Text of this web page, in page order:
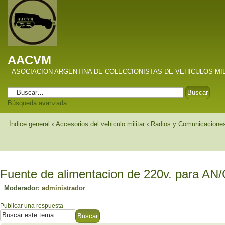
AACVM
ASOCIACION ARGENTINA DE COLECCIONISTAS DE VEHICULOS
Búsqueda avanzada
Índice general ‹ Accesorios del vehiculo militar ‹ Radios y
Fuente de alimentacion de 220v. para
Moderador: administrador
Publicar una respuesta